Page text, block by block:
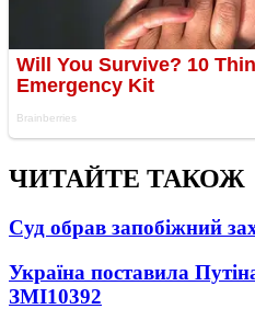
ЧИТАЙТЕ ТАКОЖ
Суд обрав запобіжний
Україна поставила
ЗМІ10392